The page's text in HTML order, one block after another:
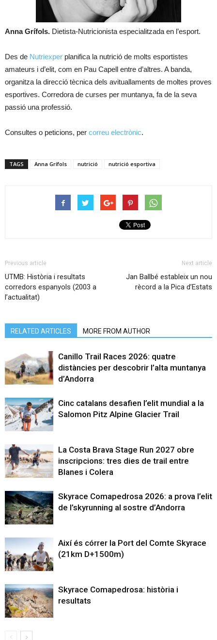
Anna Grífols. Dietista-Nutricionista especialitzada en l’esport.
Des de Nutriexper planifica la nutrició de molts esportistes
amateurs i d’elit, com en Pau Capell entre d’altres. A banda,
organitza la direcció tècnica dels avituallaments de moltes proves
esportives. Corredora de curses per muntanya, fa de la seva
passió una professió.
Consultes o peticions, per correu electrònic.
TAGS Anna Grífols nutrició nutrició esportiva
Previous article
UTMB: Història i resultats
corredors espanyols (2003 a
l’actualitat)
Next article
Jan Ballbé estableix un nou
rècord a la Pica d’Estats
RELATED ARTICLES MORE FROM AUTHOR
Canillo Trail Races 2026: quatre
distàncies per descobrir l’alta muntanya
d’Andorra
Cinc catalans desafien l’elit mundial a la
Salomon Pitz Alpine Glacier Trail
La Costa Brava Stage Run 2027 obre
inscripcions: tres dies de trail entre
Blanes i Colera
Skyrace Comapedrosa 2026: a prova l’elit
de l’skyrunning al sostre d’Andorra
Així és córrer la Port del Comte Skyrace
(21km D+1500m)
Skyrace Comapedrosa: història i
resultats